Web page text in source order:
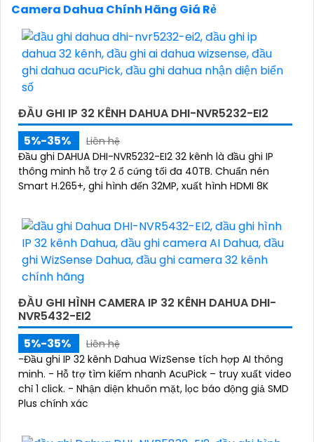
mua Camera Dahua chính hãng, bạn nên mua từ
các cửa hàng uy tín hoặc các đại lý chính thức của
Dahua.☄️3:Mức giá của Camera Dahua có thể thay
đổi tùy vào model và chức năng của camera. Bạn
nên tìm hiểu kỹ trước khi đầu tư.🎖️4:Chất lượng của
Camera Dahua được đánh giá cao với độ phân giải
cao, tính năng thông minh và độ tin cậy.💖5:Nếu
bạn muốn tìm camera Dahua giá rẻ, bạn có thể
tham khảo trên các website thương mại điện tử
hoặc tại các cửa hàng điện tử.
Hy vọng rằng những thông tin trên sẽ giúp bạn chọn
lựa được Camera Dahua chính hãng, giá rẻ và chất
thêm, đừng ngần ngại để lại Cung cấp cho công
trình biết.
Camera Dahua Chính Hãng Giá Rẻ
ĐẦU GHI IP 32 KÊNH DAHUA DHI-NVR5232-EI2
5%-35%
Liên hệ
Đầu ghi DAHUA DHI-NVR5232-EI2 32 kênh là đầu ghi IP
thông minh hỗ trợ 2 ổ cứng tối đa 40TB. Chuẩn nén
Smart H.265+, ghi hình đến 32MP, xuất hình HDMI 8K
ĐẦU GHI HÌNH CAMERA IP 32 KÊNH DAHUA DHI-
NVR5432-EI2
5%-35%
Liên hệ
-Đầu ghi IP 32 kênh Dahua WizSense tích hợp AI thông
minh. - Hỗ trợ tìm kiếm nhanh AcuPick – truy xuất video
chỉ 1 click. - Nhận diện khuôn mặt, lọc báo động giả SMD
Plus chính xác